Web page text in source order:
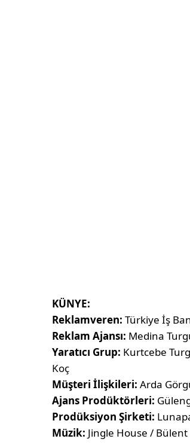
KÜNYE:
Reklamveren: Türkiye İş
Reklam Ajansı: Medina
Yaratıcı Grup: Kurtcebe
Koç
Müşteri İlişkileri: Arda
Ajans Prodüktörleri:
Prodüksiyon Şirketi:
Müzik: Jingle House /